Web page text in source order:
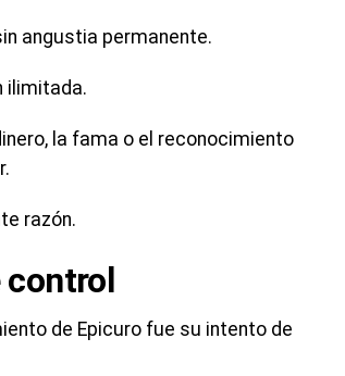
angustia permanente.
ilimitada.
la fama o el reconocimiento
razón.
control
de Epicuro fue su intento de